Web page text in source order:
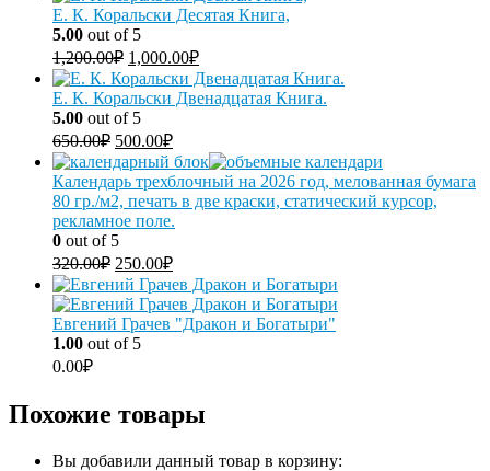
Е. К. Коральски Десятая Книга,
5.00 out of 5
1,200.00₽ 1,000.00₽
Е. К. Коральски Двенадцатая Книга.
5.00 out of 5
650.00₽ 500.00₽
Календарь трехблочный на 2026 год, мелованная бумага
80 гр./м2, печать в две краски, статический курсор,
рекламное поле.
0 out of 5
320.00₽ 250.00₽
Евгений Грачев "Дракон и Богатыри"
1.00 out of 5
0.00₽
Похожие товары
Вы добавили данный товар в корзину: